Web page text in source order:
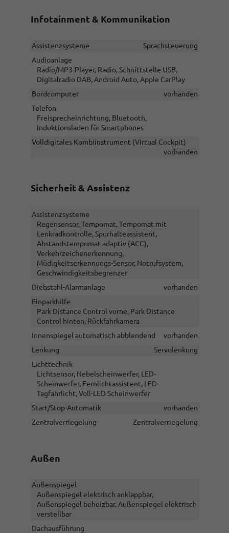
Infotainment & Kommunikation
Assistenzsysteme
Sprachsteuerung
Audioanlage
Radio/MP3-Player, Radio, Schnittstelle USB,
Digitalradio DAB, Android Auto, Apple CarPlay
Bordcomputer
vorhanden
Telefon
Freisprecheinrichtung, Bluetooth,
Induktionsladen für Smartphones
Volldigitales Kombiinstrument (Virtual Cockpit)
vorhanden
Sicherheit & Assistenz
Assistenzsysteme
Regensensor, Tempomat, Tempomat mit
Lenkradkontrolle, Spurhalteassistent,
Abstandstempomat adaptiv (ACC),
Verkehrzeichenerkennung,
Müdigkeitserkennungs-Sensor, Notrufsystem,
Geschwindigkeitsbegrenzer
Diebstahl-Alarmanlage
vorhanden
Einparkhilfe
Park Distance Control vorne, Park Distance
Control hinten, Rückfahrkamera
Innenspiegel automatisch abblendend
vorhanden
Lenkung
Servolenkung
Lichttechnik
Lichtsensor, Nebelscheinwerfer, LED-
Scheinwerfer, Fernlichtassistent, LED-
Tagfahrlicht, Voll-LED Scheinwerfer
Start/Stop-Automatik
vorhanden
Zentralverriegelung
Zentralverriegelung
Außen
Außenspiegel
Außenspiegel elektrisch anklappbar,
Außenspiegel beheizbar, Außenspiegel elektrisch
verstellbar
Dachausführung